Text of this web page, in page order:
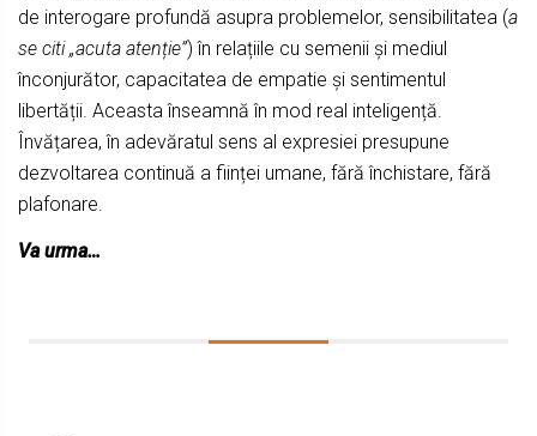
de interogare profundă asupra problemelor, sensibilitatea (a
se citi „acuta atenție”) în relațiile cu semenii și mediul
înconjurător, capacitatea de empatie și sentimentul
libertății. Aceasta înseamnă în mod real inteligență.
Învățarea, în adevăratul sens al expresiei presupune
dezvoltarea continuă a ființei umane, fără închistare, fără
plafonare.
Va urma…